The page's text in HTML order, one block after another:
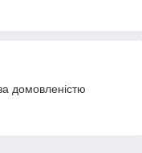
домовленістю